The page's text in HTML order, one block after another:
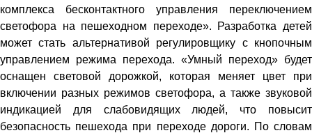
комплекса бесконтактного управления переключением
светофора на пешеходном переходе». Разработка детей
может стать альтернативой регулировщику с кнопочным
управлением режима перехода. «Умный переход» будет
оснащен световой дорожкой, которая меняет цвет при
включении разных режимов светофора, а также звуковой
индикацией для слабовидящих людей, что повысит
безопасность пешехода при переходе дороги. По словам